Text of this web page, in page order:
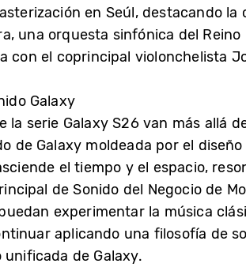
en Seúl, destacando
una orquesta sinfónica del
con el coprincipal violonchelista
Galaxy
la serie Galaxy S26 van más allá
de Galaxy moldeada por el
el tiempo y el espacio,
de Sonido del Negocio de
experimentar la música
aplicando una filosofía de
de Galaxy.